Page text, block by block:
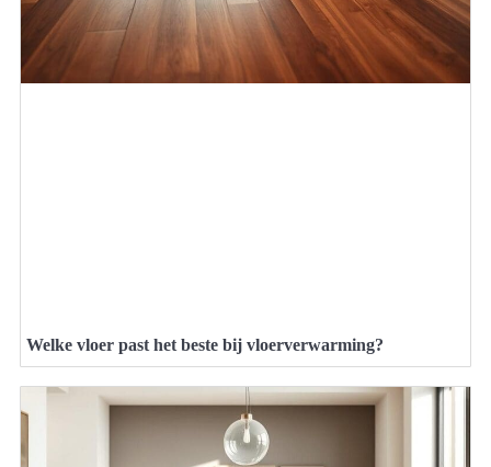
Welke vloer past het beste bij vloerverwarming?